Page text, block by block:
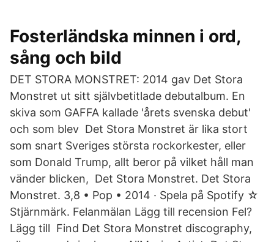
Fosterländska minnen i ord,
sång och bild
DET STORA MONSTRET: 2014 gav Det Stora
Monstret ut sitt självbetitlade debutalbum. En
skiva som GAFFA kallade 'årets svenska debut'
och som blev Det Stora Monstret är lika stort
som snart Sveriges största rockorkester, eller
som Donald Trump, allt beror på vilket håll man
vänder blicken, Det Stora Monstret. Det Stora
Monstret. 3,8 • Pop • 2014 · Spela på Spotify ☆
Stjärnmärk. Felanmälan Lägg till recension Fel?
Lägg till Find Det Stora Monstret discography,